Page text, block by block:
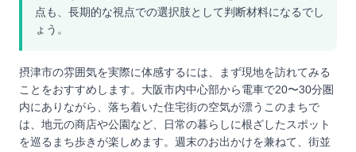
点も、長期的な視点での選択肢として判断材料になるでし
ょう。
摂津市の雰囲気を実際に体感するには、まず現地を訪れてみる
ことをおすすめします。大阪市内中心部から電車で20〜30分圏
内にありながら、落ち着いた住宅街の空気が漂うこのまちで
は、地元の商店や公園など、日常の暮らしに根ざしたスポット
を巡るまち歩きが楽しめます。週末のお出かけを兼ねて、街並